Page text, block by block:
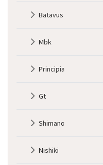
Batavus
Mbk
Principia
Gt
Shimano
Nishiki